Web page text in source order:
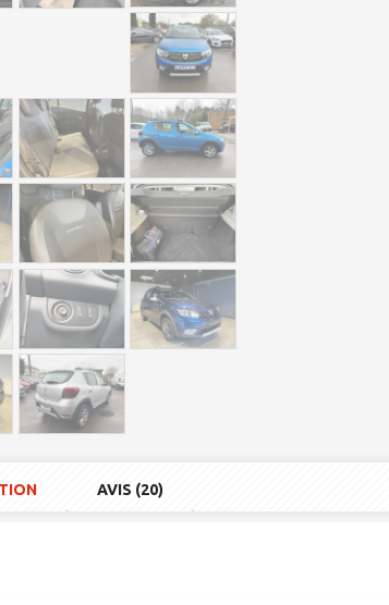
AVIS (20)